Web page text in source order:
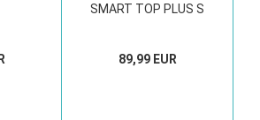
SMART TOP PLUS S
89,99 EUR